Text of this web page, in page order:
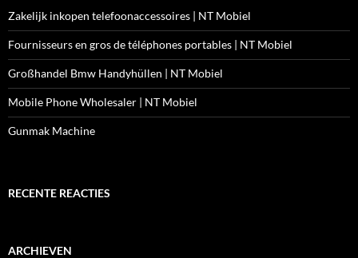
Zakelijk inkopen telefoonaccessoires | NT Mobiel
Fournisseurs en gros de téléphones portables | NT Mobiel
Großhandel Bmw Handyhüllen | NT Mobiel
Mobile Phone Wholesaler | NT Mobiel
Gunmak Machine
RECENTE REACTIES
ARCHIEVEN